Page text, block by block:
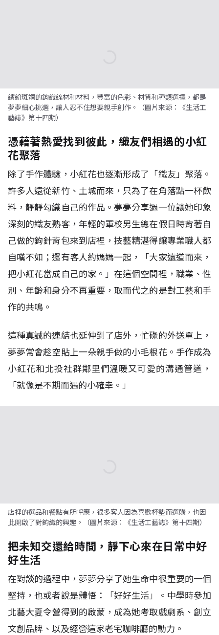
繽紛斑斕的鉤織線材和材料，豐富的色彩、材質和種類選擇，都是
夢夢細心挑選，讓人忍不住想要親手創作。（圖片來源：《生活工
藝誌》第十四期）
憑藉著熱愛找到彼此，織友們相遇的小紅
花聚落
除了手作體驗，小紅花也逐漸形成了「織友」聚落。
許多人遠從新竹、土城而來，只為了在角落點一杯飲
料，靜靜勾織自己的作品。夢夢分享過一位讓她印象
深刻的織友熟客，年輕的軍校男生總在假日時背著自
己做的鉤針背包來到店裡，技藝精湛得讓專業職人都
自嘆不如；還有客人約媽媽一起，「大家遠道而來，
把小紅花當成自己的家。」在這個空間裡，職業、性
別、年齡和身分不再重要，取而代之的是對工藝和手
作的共鳴。
這種真誠的連結也延伸到了店外，忙碌的外送單上，
夢夢常會趁空貼上一朵親手做的小毛根花。手作成為
小紅花和北投社群鄰里們溫暖又可愛的溝通管道，
「就像是不期而遇的小確幸。」
店裡的選品和餐點有所呼應，很多客人因為喜歡杯墊而選購，也因
此開啟了對鉤織的興趣。（圖片來源：《生活工藝誌》第十四期）
把未知交還給時間，靜下心來在日常中好
好生活
在對談的過程中，夢夢分享了她生命中很重要的一個
堅持，也或者說是體悟：「好好生活」。中學時參加
北藝大夏令營得到的啟蒙，成為她考取戲劇系、創立
文創品牌、以及經營這家老宅咖啡廳的動力。